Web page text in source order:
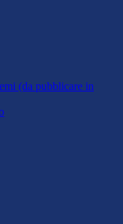
(da pubblicare in